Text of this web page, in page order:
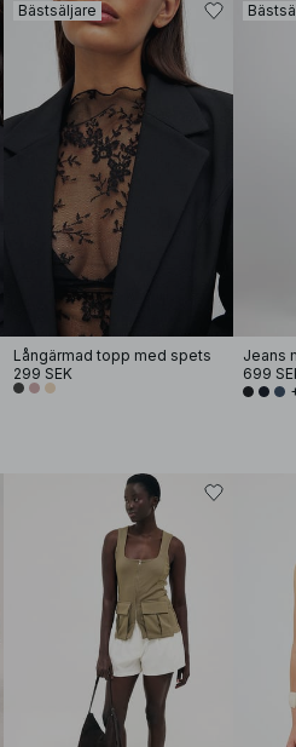
Bästsäljare
Långärmad topp med spets
299 SEK
Jeans
699